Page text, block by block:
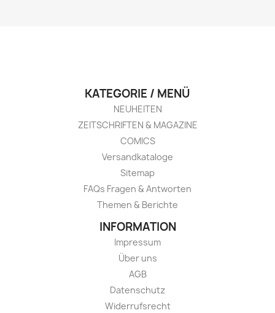
KATEGORIE / MENÜ
NEUHEITEN
ZEITSCHRIFTEN & MAGAZINE
COMICS
Versandkataloge
Sitemap
FAQs Fragen & Antworten
Themen & Berichte
INFORMATION
Impressum
Über uns
AGB
Datenschutz
Widerrufsrecht